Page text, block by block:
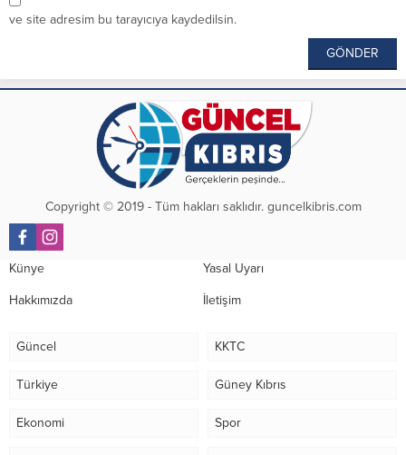
ve site adresim bu tarayıcıya kaydedilsin.
Copyright © 2019 - Tüm hakları saklıdır. guncelkibris.com
Künye Yasal Uyarı
Hakkımızda İletişim
Güncel KKTC
Türkiye Güney Kıbrıs
Ekonomi Spor